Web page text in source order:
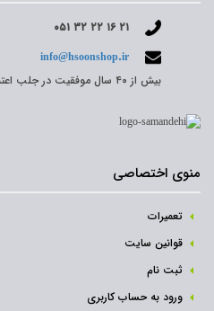
۰۵۱ ۳۲ ۲۲ ۱۶ ۲۱
info@hsoonshop.ir
بیش از ۴۰ سال موفقیت در جلب اعتماد شما
منوی اختصاصی
تعمیرات
قوانین سایت
ثبت نام‌
ورود به حساب کاربری